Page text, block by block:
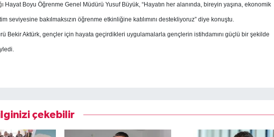
Hayat Boyu Öğrenme Genel Müdürü Yusuf Büyük, “Hayatın her alanında, bireyin yaşına, ekonomik
seviyesine bakılmaksızın öğrenme etkinliğine katılımını destekliyoruz” diye konuştu.
Bekir Aktürk, gençler için hayata geçirdikleri uygulamalarla gençlerin istihdamını güçlü bir şekilde
çekebilir